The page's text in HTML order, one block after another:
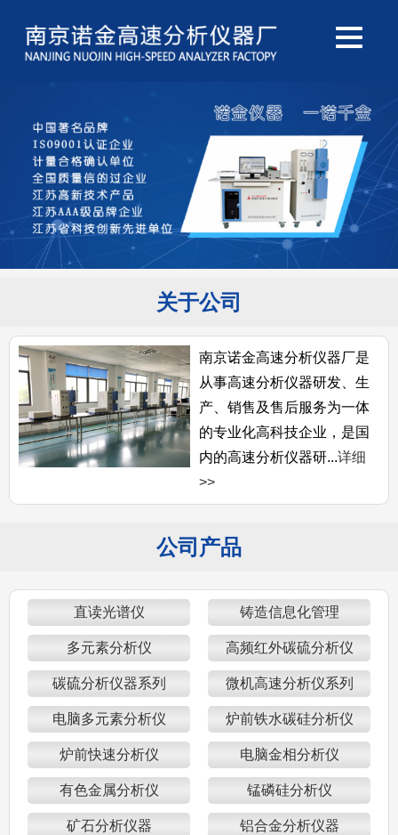
关于公司
南京诺金高速分析仪器厂是
从事高速分析仪器研发、生
产、销售及售后服务为一体
的专业化高科技企业，是国
内的高速分析仪器研...详细
>>
公司产品
直读光谱仪 铸造信息化管理
多元素分析仪 高频红外碳硫分析仪
碳硫分析仪器系列 微机高速分析仪系列
电脑多元素分析仪 炉前铁水碳硅分析仪
炉前快速分析仪 电脑金相分析仪
有色金属分析仪 锰磷硅分析仪
矿石分析仪器 铝合金分析仪器